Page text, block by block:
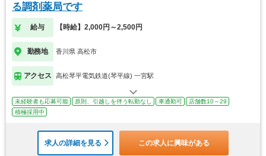
る調剤薬局です
給与 【時給】2,000円～2,500円
勤務地 香川県 高松市
アクセス 高松琴平電気鉄道(琴平線) 一宮駅
未経験者も応募可能 原則、引越しを伴う転勤なし 車通勤可
店舗数10～29
積極採用中
求人の詳細を見る この求人に興味がある